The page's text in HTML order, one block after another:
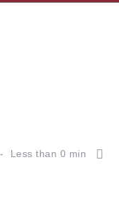
Less than 0 min